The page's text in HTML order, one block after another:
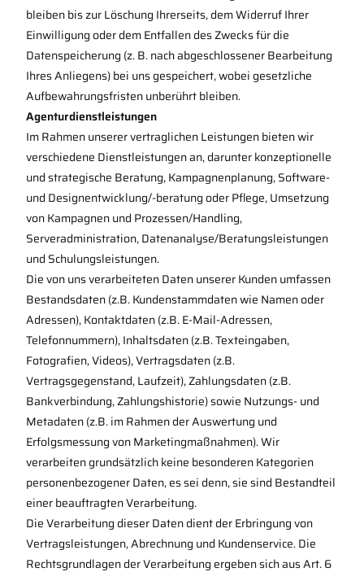
bleiben bis zur Löschung Ihrerseits, dem Widerruf Ihrer
Einwilligung oder dem Entfallen des Zwecks für die
Datenspeicherung (z. B. nach abgeschlossener Bearbeitung
Ihres Anliegens) bei uns gespeichert, wobei gesetzliche
Aufbewahrungsfristen unberührt bleiben.
Agenturdienstleistungen
Im Rahmen unserer vertraglichen Leistungen bieten wir
verschiedene Dienstleistungen an, darunter konzeptionelle
und strategische Beratung, Kampagnenplanung, Software-
und Designentwicklung/-beratung oder Pflege, Umsetzung
von Kampagnen und Prozessen/Handling,
Serveradministration, Datenanalyse/Beratungsleistungen
und Schulungsleistungen.
Die von uns verarbeiteten Daten unserer Kunden umfassen
Bestandsdaten (z.B. Kundenstammdaten wie Namen oder
Adressen), Kontaktdaten (z.B. E-Mail-Adressen,
Telefonnummern), Inhaltsdaten (z.B. Texteingaben,
Fotografien, Videos), Vertragsdaten (z.B.
Vertragsgegenstand, Laufzeit), Zahlungsdaten (z.B.
Bankverbindung, Zahlungshistorie) sowie Nutzungs- und
Metadaten (z.B. im Rahmen der Auswertung und
Erfolgsmessung von Marketingmaßnahmen). Wir
verarbeiten grundsätzlich keine besonderen Kategorien
personenbezogener Daten, es sei denn, sie sind Bestandteil
einer beauftragten Verarbeitung.
Die Verarbeitung dieser Daten dient der Erbringung von
Vertragsleistungen, Abrechnung und Kundenservice. Die
Rechtsgrundlagen der Verarbeitung ergeben sich aus Art. 6